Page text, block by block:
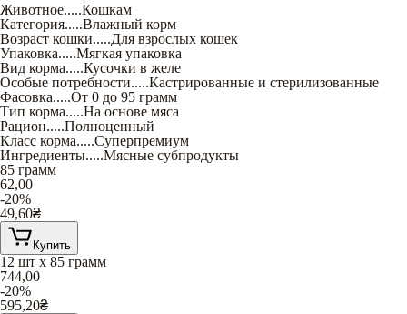
Животное.....Кошкам
Категория.....Влажный корм
Возраст кошки.....Для взрослых кошек
Упаковка.....Мягкая упаковка
Вид корма.....Кусочки в желе
Особые потребности.....Кастрированные и стерилизованные
Фасовка.....От 0 до 95 грамм
Тип корма.....На основе мяса
Рацион.....Полноценный
Класс корма.....Суперпремиум
Ингредиенты.....Мясные субпродукты
85 грамм
62,00
-20%
49,60₴
Купить
12 шт х 85 грамм
744,00
-20%
595,20₴